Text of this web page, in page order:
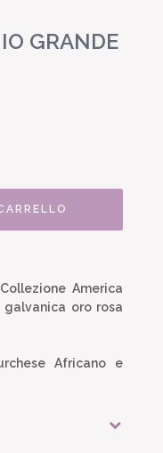
GRANDE
America
oro rosa
Africano e